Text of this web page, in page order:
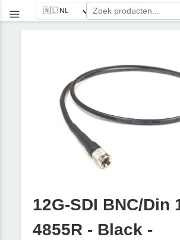
12G-SDI BNC/Din
4855R - Black -